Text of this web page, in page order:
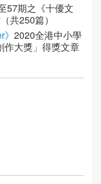
57期之《十優文
共250篇）
2020全港中小學
作大獎」得獎文章